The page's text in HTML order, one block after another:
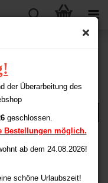
der Überarbeitung des
geschlossen.
Bestellungen möglich.
ab dem 24.08.2026!
schöne Urlaubszeit!